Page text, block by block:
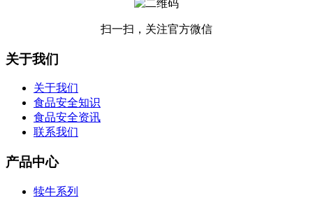
扫一扫，关注官方微信
关于我们
关于我们
食品安全知识
食品安全资讯
联系我们
产品中心
犊牛系列